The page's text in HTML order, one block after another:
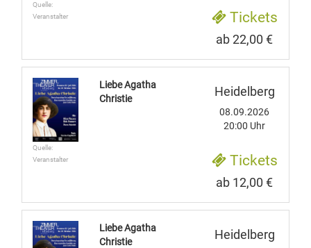
Quelle:
Veranstalter
Tickets
ab 22,00 €
Quelle:
Veranstalter
Liebe Agatha
Christie
Heidelberg
08.09.2026
20:00 Uhr
Tickets
ab 12,00 €
Liebe Agatha
Christie
Heidelberg